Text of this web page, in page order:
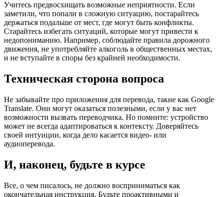
Учитесь предвосхищать возможные неприятности. Если
заметили, что попали в сложную ситуацию, постарайтесь
держаться подальше от мест, где могут быть конфликты.
Старайтесь избегать ситуаций, которые могут привести к
недопониманию. Например, соблюдайте правила дорожного
движения, не употребляйте алкоголь в общественных местах,
и не вступайте в споры без крайней необходимости.
Техническая сторона вопроса
Не забывайте про приложения для перевода, такие как Google
Translate. Они могут оказаться полезными, если у вас нет
возможности вызвать переводчика. Но помните: устройство
может не всегда адаптироваться к контексту. Доверяйтесь
своей интуиции, когда дело касается видео- или
аудиоперевода.
И, наконец, будьте в курсе
Все, о чем писалось, не должно восприниматься как
окончательная инструкция. Будьте проактивными и